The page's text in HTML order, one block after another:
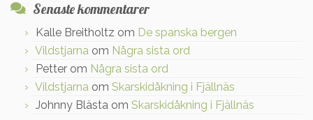
Senaste kommentarer
Kalle Breitholtz om De spanska bergen
Vildstjarna om Några sista ord
Petter om Några sista ord
Vildstjarna om Skarskidåkning i Fjällnäs
Johnny Blästa om Skarskidåkning i Fjällnäs